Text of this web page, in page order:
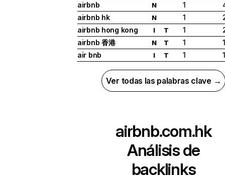
airbnb
N 1
airbnb hk
N 1
airbnb hong kong
I T 1
airbnb 香港
N T 1
air bnb
I T 1
Ver todas las palabras clave →
airbnb.com.hk
Análisis de
backlinks